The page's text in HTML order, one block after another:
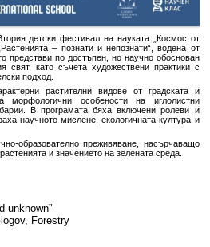
детски фестивал на науката „Космос от
– познати и непознати“, водена от
представи по достъпен, но научно обоснован
свят, като съчета художествени практики с
подход.
растителни видове от градската и
морфологични особености на иглолистни
В програмата бяха включени ролеви и
научното мислене, екологичната култура и
образователно преживяване, насърчаващо
и значението на зелената среда.
unknown”
Forestry